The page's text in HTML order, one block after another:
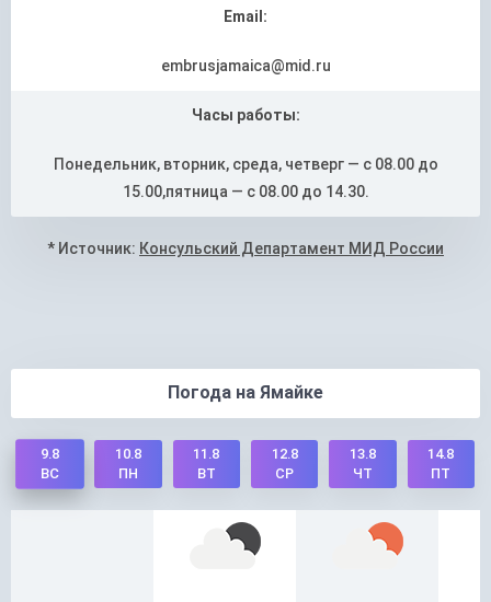
Email:
embrusjamaica@mid.ru
Часы работы:
Понедельник, вторник, среда, четверг — с 08.00 до
15.00,пятница — с 08.00 до 14.30.
* Источник: Консульский Департамент МИД России
Погода на Ямайке
9.8
ВС
10.8
ПН
11.8
ВТ
12.8
СР
13.8
ЧТ
14.8
ПТ